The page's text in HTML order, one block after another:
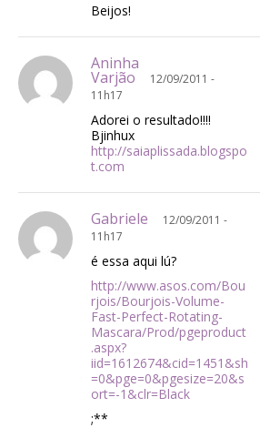
Beijos!
Aninha
Varjão
12/09/2011 -
11h17
Adorei o resultado!!!!
Bjinhux
http://saiaplissada.blogspo
t.com
Gabriele
12/09/2011 -
11h17
é essa aqui lú?
http://www.asos.com/Bou
rjois/Bourjois-Volume-
Fast-Perfect-Rotating-
Mascara/Prod/pgeproduct
.aspx?
iid=1612674&cid=1451&sh
=0&pge=0&pgesize=20&s
ort=-1&clr=Black
;**